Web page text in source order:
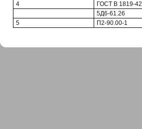
4
ГОСТ В 1819-42
5Д6-61.26
5
П2-90.00-1